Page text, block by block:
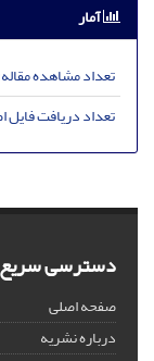
آمار
تعداد مشاهده
تعداد دریافت فایل
دسترسی سریع
صفحه اصلی
درباره نشریه